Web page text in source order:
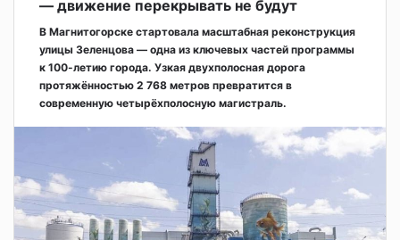
— движение перекрывать не будут
В Магнитогорске стартовала масштабная реконструкция
улицы Зеленцова — одна из ключевых частей программы
к 100-летию города. Узкая двухполосная дорога
протяжённостью 2 768 метров превратится в
современную четырёхполосную магистраль.